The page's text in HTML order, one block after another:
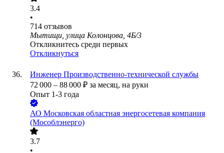
3.4
•
714 отзывов
Мытищи, улица Колонцова, 4Б/3
Откликнитесь среди первых
Откликнуться
Инженер Производственно-технической службы
72 000 – 88 000 ₽ за месяц, на руки
Опыт 1-3 года
АО Московская областная энергосетевая компания
(Мособлэнерго)
3.7
•